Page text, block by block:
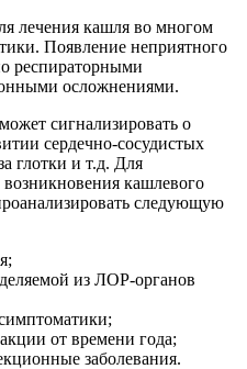
лечения кашля во многом
Появление неприятного
респираторными
осложнениями.
сигнализировать о
сердечно-сосудистых
глотки и т.д. Для
кашлевого
следующую
из ЛОР-органов
от времени года;
заболевания.